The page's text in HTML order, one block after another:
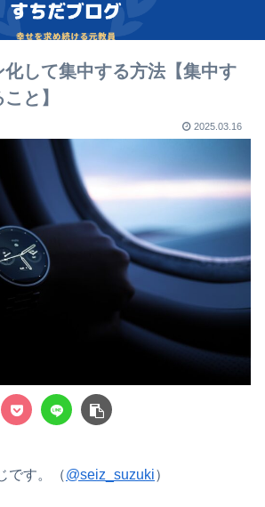
して集中する方法【集中す
と】
2025.03.16
です。（@seiz_suzuki）